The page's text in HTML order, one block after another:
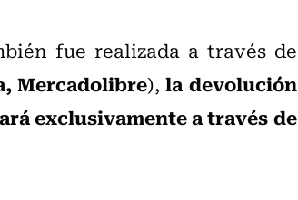
fue realizada a través de
Mercadolibre),la devolución
exclusivamente a través de